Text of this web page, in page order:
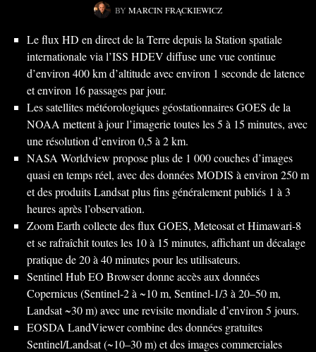
BY MARCIN FRĄCKIEWICZ
Le flux HD en direct de la Terre depuis la Station spatiale
internationale via l’ISS HDEV diffuse une vue continue
d’environ 400 km d’altitude avec environ 1 seconde de latence
et environ 16 passages par jour.
Les satellites météorologiques géostationnaires GOES de la
NOAA mettent à jour l’imagerie toutes les 5 à 15 minutes, avec
une résolution d’environ 0,5 à 2 km.
NASA Worldview propose plus de 1 000 couches d’images
quasi en temps réel, avec des données MODIS à environ 250 m
et des produits Landsat plus fins généralement publiés 1 à 3
heures après l’observation.
Zoom Earth collecte des flux GOES, Meteosat et Himawari‑8
et se rafraîchit toutes les 10 à 15 minutes, affichant un décalage
pratique de 20 à 40 minutes pour les utilisateurs.
Sentinel Hub EO Browser donne accès aux données
Copernicus (Sentinel‑2 à ~10 m, Sentinel‑1/3 à 20–50 m,
Landsat ~30 m) avec une revisite mondiale d’environ 5 jours.
EOSDA LandViewer combine des données gratuites
Sentinel/Landsat (~10–30 m) et des images commerciales